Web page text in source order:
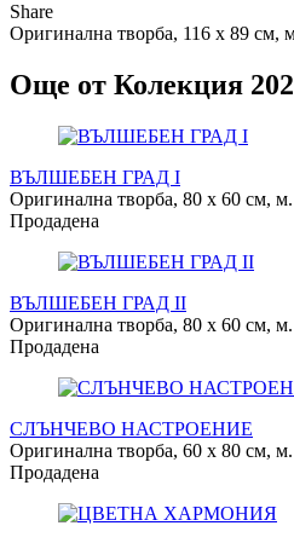
Share
Оригинална творба, 116 х 89 см,
Още от Колекция
ВЪЛШЕБЕН ГРАД I
Оригинална творба, 80 х 60 см,
Продадена
ВЪЛШЕБЕН ГРАД II
Оригинална творба, 80 х 60 см,
Продадена
СЛЪНЧЕВО НАСТРОЕНИЕ
Оригинална творба, 60 х 80 см,
Продадена